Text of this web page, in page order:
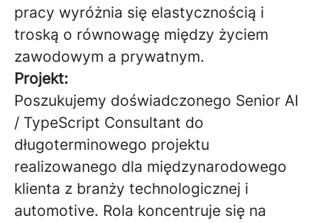
pracy wyróżnia się elastycznością i
troską o równowagę między życiem
zawodowym a prywatnym.
Projekt:
Poszukujemy doświadczonego Senior AI
/ TypeScript Consultant do
długoterminowego projektu
realizowanego dla międzynarodowego
klienta z branży technologicznej i
automotive. Rola koncentruje się na